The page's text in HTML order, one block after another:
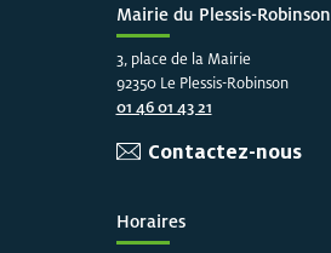
Mairie du Plessis-Robinson
3, place de la Mairie
92350 Le Plessis-Robinson
01 46 01 43 21
Contactez-nous
Horaires